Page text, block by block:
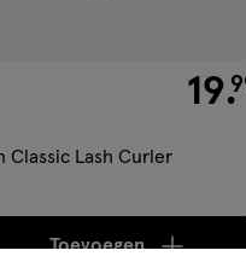
€ 19.99
19.
Classic Lash Curler
Toevoegenverhoog